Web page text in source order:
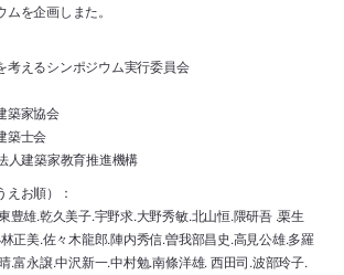
を企画しまた。
考えるシンポジウム実行委員会
築家協会
築士会
人建築家教育推進機構
えお順）：
豊雄.乾久美子.宇野求.大野秀敏.北山恒.隈研吾 .栗生
正美.佐々木龍郎.陣内秀信.曽我部昌史.高見公雄.多羅
.富永譲.中沢新一.中村勉.南條洋雄. 西田司.波部玲子.